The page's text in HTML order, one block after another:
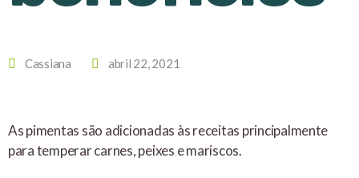
Cassiana abril 22, 2021
As pimentas são adicionadas às receitas principalmente
para temperar carnes, peixes e mariscos.